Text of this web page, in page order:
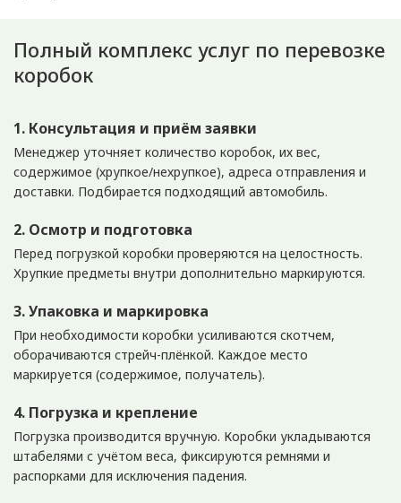
Полный комплекс услуг по перевозке
коробок
1. Консультация и приём заявки
Менеджер уточняет количество коробок, их вес,
содержимое (хрупкое/нехрупкое), адреса отправления и
доставки. Подбирается подходящий автомобиль.
2. Осмотр и подготовка
Перед погрузкой коробки проверяются на целостность.
Хрупкие предметы внутри дополнительно маркируются.
3. Упаковка и маркировка
При необходимости коробки усиливаются скотчем,
оборачиваются стрейч-плёнкой. Каждое место
маркируется (содержимое, получатель).
4. Погрузка и крепление
Погрузка производится вручную. Коробки укладываются
штабелями с учётом веса, фиксируются ремнями и
распорками для исключения падения.